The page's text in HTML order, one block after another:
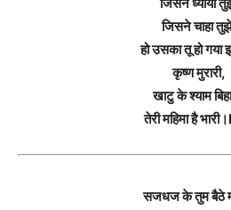
जिसने चाहा
हो उसका तू हो
कृष्ण मुरारी,
खाटु के श्याम
तेरी महिमा है
सजधज के तुम बैठे